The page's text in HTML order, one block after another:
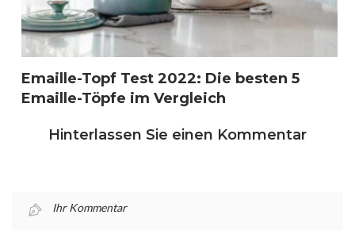
Emaille-Topf Test 2022: Die besten 5
Emaille-Töpfe im Vergleich
Hinterlassen Sie einen Kommentar